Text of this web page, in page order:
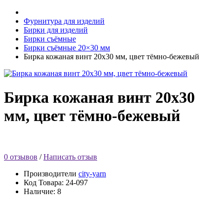
Фурнитура для изделий
Бирки для изделий
Бирки съёмные
Бирки съёмные 20×30 мм
Бирка кожаная винт 20х30 мм, цвет тёмно-бежевый
Бирка кожаная винт 20х30
мм, цвет тёмно-бежевый
0 отзывов /Написать отзыв
Производители city-yarn
Код Товара: 24-097
Наличие: 8